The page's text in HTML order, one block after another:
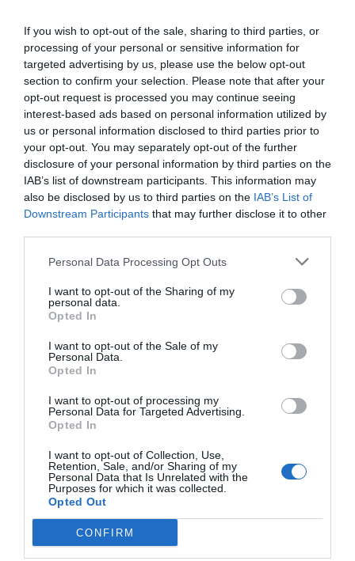
If you wish to opt-out of the sale, sharing to third parties, or
processing of your personal or sensitive information for
targeted advertising by us, please use the below opt-out
section to confirm your selection. Please note that after your
opt-out request is processed you may continue seeing
interest-based ads based on personal information utilized by
us or personal information disclosed to third parties prior to
your opt-out. You may separately opt-out of the further
disclosure of your personal information by third parties on the
IAB’s list of downstream participants. This information may
also be disclosed by us to third parties on the IAB’s List of
Downstream Participants that may further disclose it to other
Personal Data Processing Opt Outs
I want to opt-out of the Sharing of my
personal data.
Opted In
I want to opt-out of the Sale of my
Personal Data.
Opted In
I want to opt-out of processing my
Personal Data for Targeted Advertising.
Opted In
I want to opt-out of Collection, Use,
Retention, Sale, and/or Sharing of my
Personal Data that Is Unrelated with the
Purposes for which it was collected.
Opted Out
CONFIRM
πρωτοκόλλου, αρχειοθέτησης και διακίνησης
εγγράφων και ροής εργασιών για τις ανάγκες του
Δήμου
την επέκταση της υπάρχουσας υποδομής
γεωχωρικών πληροφοριών του Δήμου ώστε να
ενσωματωθούν σε αυτή τα νέα δεδομένα που θα
προκύψουν από τη δράση. Επιπλέον θα εμπλουτιστεί
η δομή με επιπλέον δεδομένα που δεν έχουν ακόμη
ενταχθεί σε αυτήν. Με αυτό τον τρόπο ο Δήμος θα
τον έλεγχο της κίνησης του συνόλου των
απορριμματοφόρων, των οχημάτων πολιτικής
προστασίας καθώς και των οχημάτων εργοταξιακών
εργασιών με επέκταση του υφιστάμενου
συστήματος παρακολούθησης και διαχείρισης
την αυτόματη καταγραφή της κατανάλωσης πόσιμου
ύδατος, αλλά και εντοπισμού διαρροών με χρήση
«έξυπνων υδρομέτρων»
Post Tags: DOTSOFT